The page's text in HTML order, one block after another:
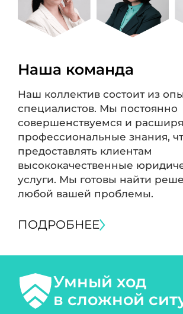
Наша команда
Наш коллектив состоит из
специалистов. Мы постоянно
совершенствуемся и
профессиональные знания,
предоставлять клиентам
высококачественные
услуги. Мы готовы найти
любой вашей проблемы.
ПОДРОБНЕЕ
Умный ход
в сложной